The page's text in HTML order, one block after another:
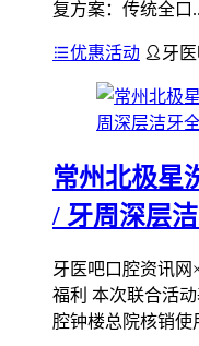
复方案：传统全口
优惠活动 牙
常州北极星
/ 牙周深层
牙医吧口腔资讯
福利 本次联合活
腔钟楼总院核销使